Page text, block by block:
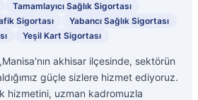
Tamamlayıcı Sağlık Sigortası
Sigortası
Yabancı Sağlık Sigortası
Yeşil Kart Sigortası
akhisar ilçesinde, sektörün
güçle sizlere hizmet ediyoruz.
hizmetini, uzman kadromuzla